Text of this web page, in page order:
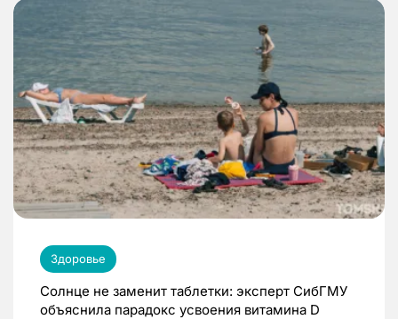
Здоровье
Солнце не заменит таблетки: эксперт СибГМУ
объяснила парадокс усвоения витамина D